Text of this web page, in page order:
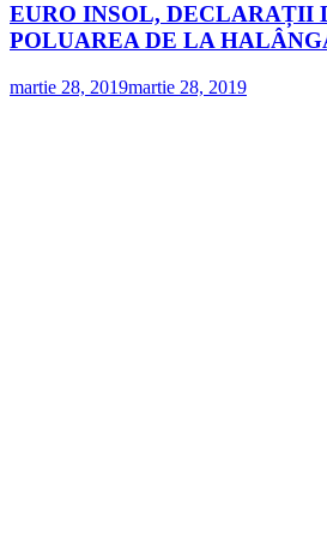
EURO INSOL, DECLARAȚII
POLUAREA DE LA
martie 28, 2019martie 28, 2019